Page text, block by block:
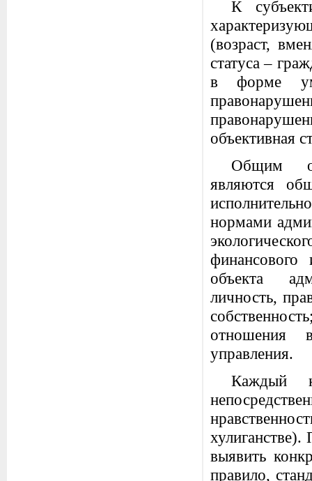
К
(возраст,
статуса –
в форме
объективная
Общим
являются
нормами
объекта
личность,
отношения
управления.
Каждый
выявить
правило,